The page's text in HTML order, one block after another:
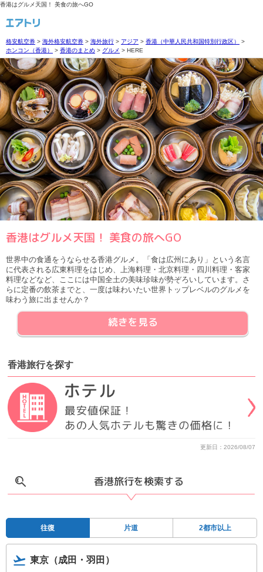
香港はグルメ天国！ 美食の旅へGO
格安航空券 > 海外格安航空券 > 海外旅行 > アジア > 香港（中華人民共和国特別行政区）
>
ホンコン（香港）
> 香港のまとめ > グルメ > HERE
香港はグルメ天国！ 美食の旅へGO
世界中の食通をうならせる香港グルメ。「食は広州にあり」という名言
に代表される広東料理をはじめ、上海料理・北京料理・四川料理・客家
料理などなど、ここには中国全土の美味珍味が勢ぞろいしています。さ
らに定番の飲茶までと、一度は味わいたい世界トップレベルのグルメを
味わう旅に出ませんか？
続きを見る
香港旅行を探す
更新日：2026/08/07
香港旅行を検索する
往復 片道 2都市以上
東京（成田・羽田）